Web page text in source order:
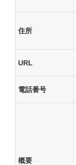
住所
URL
電話番号
概要